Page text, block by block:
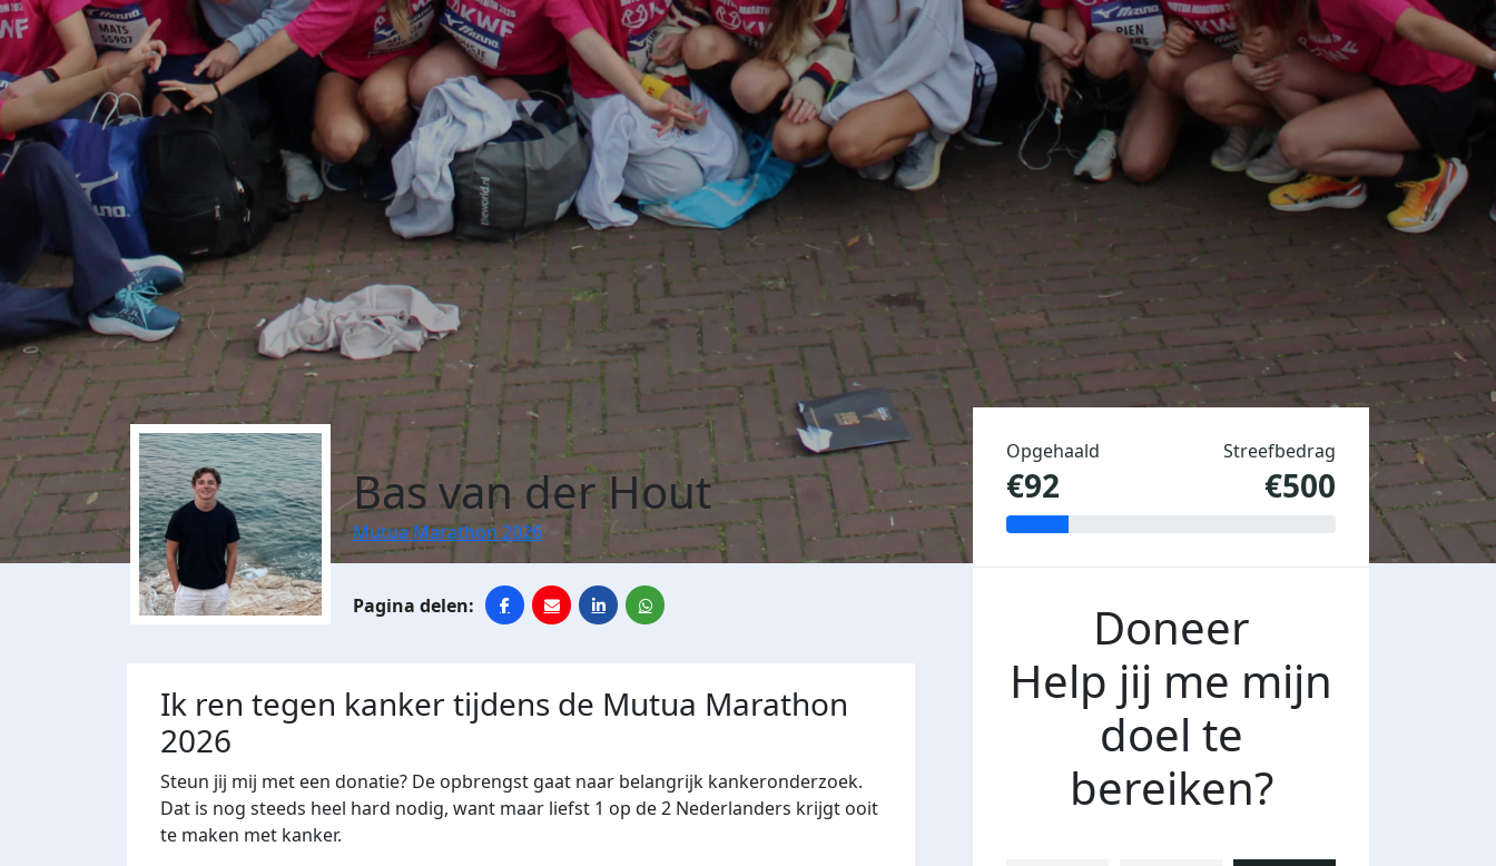
Bas van der Hout
Mutua Marathon 2026
Ik ren tegen kanker tijdens de Mutua Marathon
2026
Steun jij mij met een donatie? De opbrengst gaat naar belangrijk kankeronderzoek.
Dat is nog steeds heel hard nodig, want maar liefst 1 op de 2 Nederlanders krijgt ooit
te maken met kanker.
Opgehaald
€92
Streefbedrag
€500
Doneer
Help jij me mijn
doel te
bereiken?